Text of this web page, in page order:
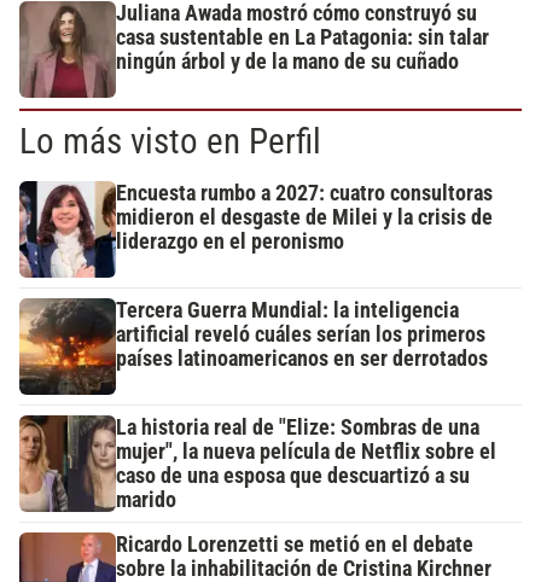
Juliana Awada mostró cómo construyó su
casa sustentable en La Patagonia: sin talar
ningún árbol y de la mano de su cuñado
Lo más visto en Perfil
Encuesta rumbo a 2027: cuatro consultoras
midieron el desgaste de Milei y la crisis de
liderazgo en el peronismo
Tercera Guerra Mundial: la inteligencia
artificial reveló cuáles serían los primeros
países latinoamericanos en ser derrotados
La historia real de "Elize: Sombras de una
mujer", la nueva película de Netflix sobre el
caso de una esposa que descuartizó a su
marido
Ricardo Lorenzetti se metió en el debate
sobre la inhabilitación de Cristina Kirchner